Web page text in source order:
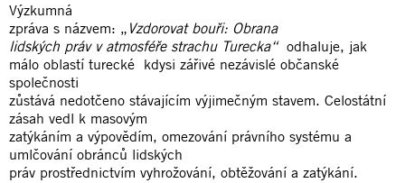
Výzkumná
zpráva s názvem: „ Vzdorovat bouři: Obrana
lidských práv v atmosféře strachu Turecka“odhaluje, jak
málo oblastí turecké kdysi zářivé nezávislé občanské
společnosti
zůstává nedotčeno stávajícím výjimečným stavem. Celostátní
zásah vedl k masovým
zatýkáním a výpovědím, omezování právního systému a
umlčování obránců lidských
práv prostřednictvím vyhrožování, obtěžování a zatýkání.